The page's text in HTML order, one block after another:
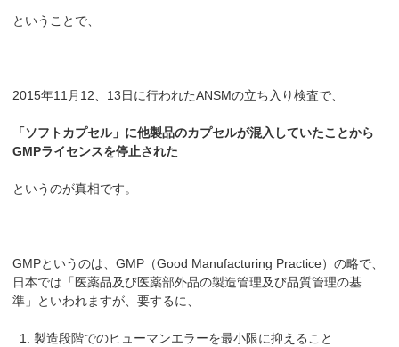
ということで、
2015年11月12、13日に行われたANSMの立ち入り検査で、
「ソフトカプセル」に他製品のカプセルが混入していたことから
GMPライセンスを停止された
というのが真相です。
GMPというのは、GMP（Good Manufacturing Practice）の略で、
日本では「医薬品及び医薬部外品の製造管理及び品質管理の基
準」といわれますが、要するに、
製造段階でのヒューマンエラーを最小限に抑えること